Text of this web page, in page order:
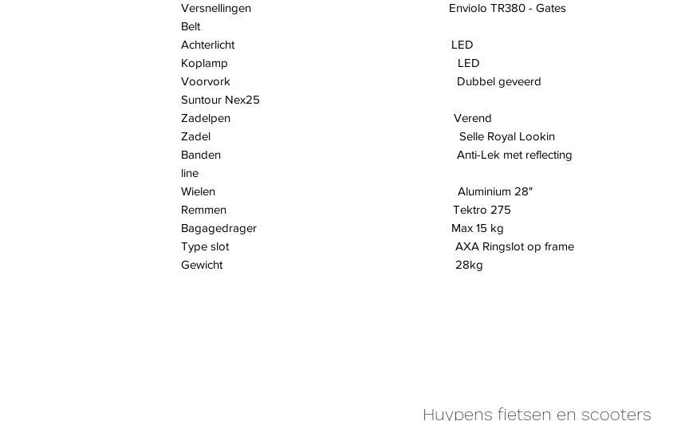
Versnellingen Enviolo TR380 - Gates
Belt
Achterlicht LED
Koplamp LED
Voorvork Dubbel geveerd
Suntour Nex25
Zadelpen Verend
Zadel Selle Royal Lookin
Banden Anti-Lek met reflecting
line
Wielen Aluminium 28"
Remmen Tektro 275
Bagagedrager Max 15 kg
Type slot AXA Ringslot op frame
Gewicht 28kg
Huypens fietsen en scooters